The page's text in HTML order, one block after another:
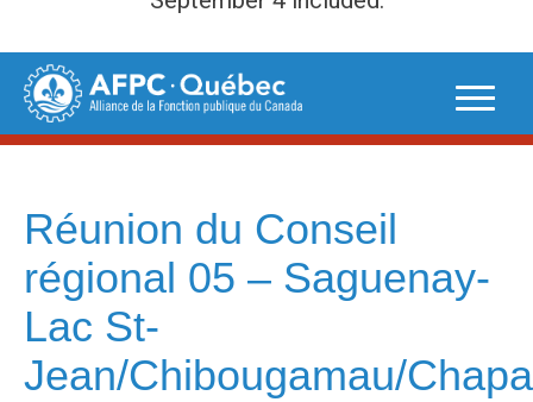
Skip
content
Réunion du Conseil
régional 05 – Saguenay-
Lac St-
Jean/Chibougamau/